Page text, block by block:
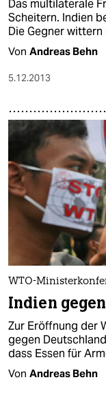
Das multilaterale
Scheitern. Indien
Die Gegner
Von Andreas Behn
5.12.2013
WTO-
Indien
Zur Eröffnung der
gegen
dass Essen für
Von Andreas Behn